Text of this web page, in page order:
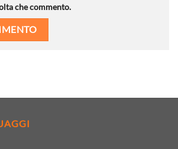
che commento.